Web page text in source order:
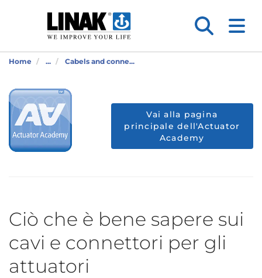
Home ... Cabels and conne...
Vai alla pagina
principale dell'Actuator
Academy
Ciò che è bene sapere sui
cavi e connettori per gli
attuatori